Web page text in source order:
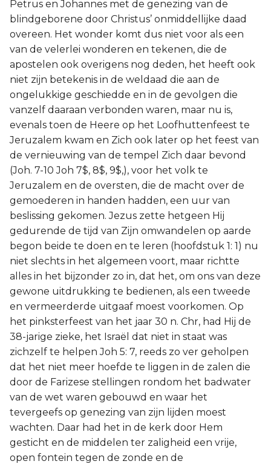
Petrus en Johannes met de genezing van de
blindgeborene door Christus’ onmiddellijke daad
overeen. Het wonder komt dus niet voor als een
van de velerlei wonderen en tekenen, die de
apostelen ook overigens nog deden, het heeft ook
niet zijn betekenis in de weldaad die aan de
ongelukkige geschiedde en in de gevolgen die
vanzelf daaraan verbonden waren, maar nu is,
evenals toen de Heere op het Loofhuttenfeest te
Jeruzalem kwam en Zich ook later op het feest van
de vernieuwing van de tempel Zich daar bevond
(Joh. 7-10 Joh 7$, 8$, 9$,), voor het volk te
Jeruzalem en de oversten, die de macht over de
gemoederen in handen hadden, een uur van
beslissing gekomen. Jezus zette hetgeen Hij
gedurende de tijd van Zijn omwandelen op aarde
begon beide te doen en te leren (hoofdstuk 1: 1) nu
niet slechts in het algemeen voort, maar richtte
alles in het bijzonder zo in, dat het, om ons van deze
gewone uitdrukking te bedienen, als een tweede
en vermeerderde uitgaaf moest voorkomen. Op
het pinksterfeest van het jaar 30 n. Chr, had Hij de
38-jarige zieke, het Israël dat niet in staat was
zichzelf te helpen Joh 5: 7, reeds zo ver geholpen
dat het niet meer hoefde te liggen in de zalen die
door de Farizese stellingen rondom het badwater
van de wet waren gebouwd en waar het
tevergeefs op genezing van zijn lijden moest
wachten. Daar had het in de kerk door Hem
gesticht en de middelen ter zaligheid een vrije,
open fontein tegen de zonde en de